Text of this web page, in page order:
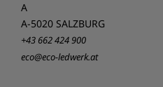
A
A-5020 SALZBURG
+43 662 424 900
eco@eco-ledwerk.at